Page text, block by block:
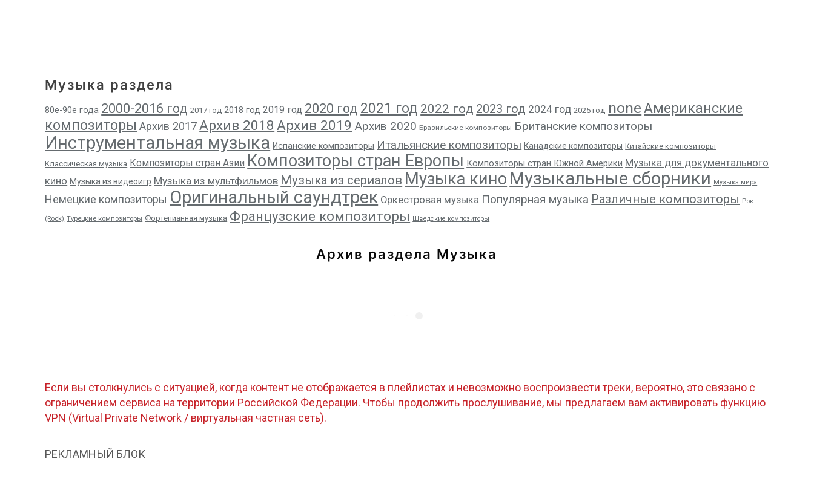
Музыка раздела
80е-90е года 2000-2016 год 2017 год 2018 год 2019 год 2020 год 2021 год 2022 год 2023 год 2024 год 2025 год noneАмериканские
композиторы Архив 2017Архив 2018 Архив 2019 Архив 2020 Бразильские композиторы Британские композиторы
Инструментальная музыка Испанские композиторы Итальянские композиторы Канадские композиторы Китайские композиторы
Классическая музыка Композиторы стран Азии Композиторы стран Европы Композиторы стран Южной Америки Музыка для документального
кино Музыка из видеоигр Музыка из мультфильмов Музыка из сериалов Музыка кино Музыкальные сборники Музыка мира
Немецкие композиторы Оригинальный саундтрек Оркестровая музыка Популярная музыка Различные композиторы Рок
(Rock) Турецкие композиторы Фортепианная музыка Французские композиторы Шведские композиторы
Архив раздела Музыка
Если вы столкнулись с ситуацией, когда контент не отображается в плейлистах и невозможно воспроизвести треки, вероятно, это связано с
ограничением сервиса на территории Российской Федерации. Чтобы продолжить прослушивание, мы предлагаем вам активировать функцию
VPN (Virtual Private Network / виртуальная частная сеть).
РЕКЛАМНЫЙ БЛОК